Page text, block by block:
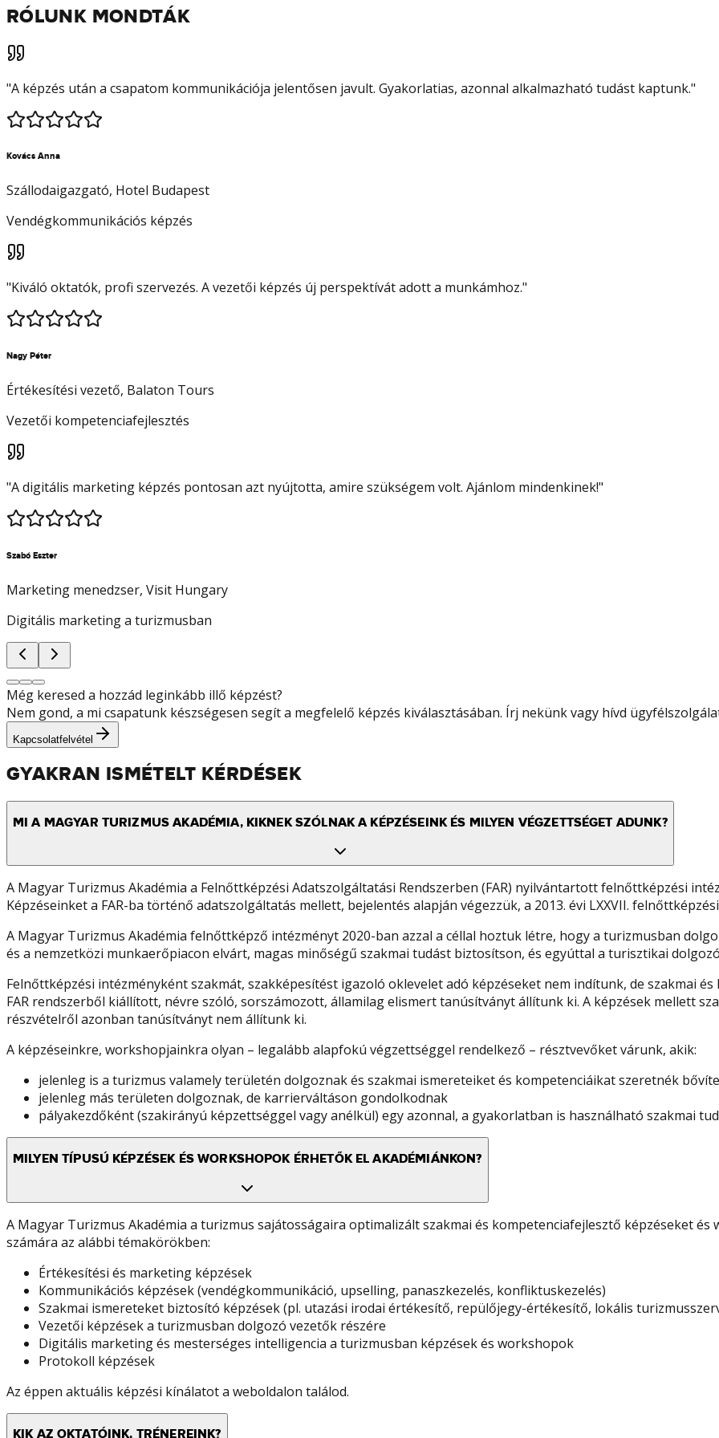
RÓLUNK MONDTÁK
"A képzés után a csapatom kommunikációja jelentősen javult. Gyakorlatias, azonnal alkalmazható tudást kaptunk."
Kovács Anna
Szállodaigazgató, Hotel Budapest
Vendégkommunikációs képzés
"Kiváló oktatók, profi szervezés. A vezetői képzés új perspektívát adott a munkámhoz."
Nagy Péter
Értékesítési vezető, Balaton Tours
Vezetői kompetenciafejlesztés
"A digitális marketing képzés pontosan azt nyújtotta, amire szükségem volt. Ajánlom mindenkinek!"
Szabó Eszter
Marketing menedzser, Visit Hungary
Digitális marketing a turizmusban
Még keresed a hozzád leginkább illő képzést?
Nem gond, a mi csapatunk készségesen segít a megfelelő képzés kiválasztásában. Írj nekünk vagy hívd
Kapcsolatfelvétel
GYAKRAN ISMÉTELT KÉRDÉSEK
MI A MAGYAR TURIZMUS AKADÉMIA, KIKNEK SZÓLNAK A KÉPZÉSEINK ÉS MILYEN VÉGZETTSÉGET ADUNK?
A Magyar Turizmus Akadémia a Felnőttképzési Adatszolgáltatási Rendszerben (FAR) nyilvántartott felnőttképzési
Képzéseinket a FAR-ba történő adatszolgáltatás mellett, bejelentés alapján végezzük, a 2013. évi LXXVII.
A Magyar Turizmus Akadémia felnőttképző intézményt 2020-ban azzal a céllal hoztuk létre, hogy a turizmusban
és a nemzetközi munkaerőpiacon elvárt, magas minőségű szakmai tudást biztosítson, és egyúttal a turisztikai
Felnőttképzési intézményként szakmát, szakképesítést igazoló oklevelet adó képzéseket nem indítunk, de szakmai
FAR rendszerből kiállított, névre szóló, sorszámozott, államilag elismert tanúsítványt állítunk ki. A képzések mellett
részvételről azonban tanúsítványt nem állítunk ki.
A képzéseinkre, workshopjainkra olyan – legalább alapfokú végzettséggel rendelkező – résztvevőket várunk, akik:
jelenleg is a turizmus valamely területén dolgoznak és szakmai ismereteiket és kompetenciáikat szeretnék
jelenleg más területen dolgoznak, de karrierváltáson gondolkodnak
pályakezdőként (szakirányú képzettséggel vagy anélkül) egy azonnal, a gyakorlatban is használható szakmai
MILYEN TÍPUSÚ KÉPZÉSEK ÉS WORKSHOPOK ÉRHETŐK EL AKADÉMIÁNKON?
A Magyar Turizmus Akadémia a turizmus sajátosságaira optimalizált szakmai és kompetenciafejlesztő képzéseket
számára az alábbi témakörökben:
Értékesítési és marketing képzések
Kommunikációs képzések (vendégkommunikáció, upselling, panaszkezelés, konfliktuskezelés)
Szakmai ismereteket biztosító képzések (pl. utazási irodai értékesítő, repülőjegy-értékesítő, lokális
Vezetői képzések a turizmusban dolgozó vezetők részére
Digitális marketing és mesterséges intelligencia a turizmusban képzések és workshopok
Protokoll képzések
Az éppen aktuális képzési kínálatot a weboldalon találod.
KIK AZ OKTATÓINK, TRÉNEREINK?